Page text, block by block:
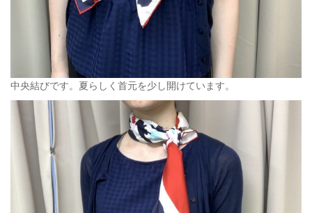
中央結びです。夏らしく首元を少し開けています。